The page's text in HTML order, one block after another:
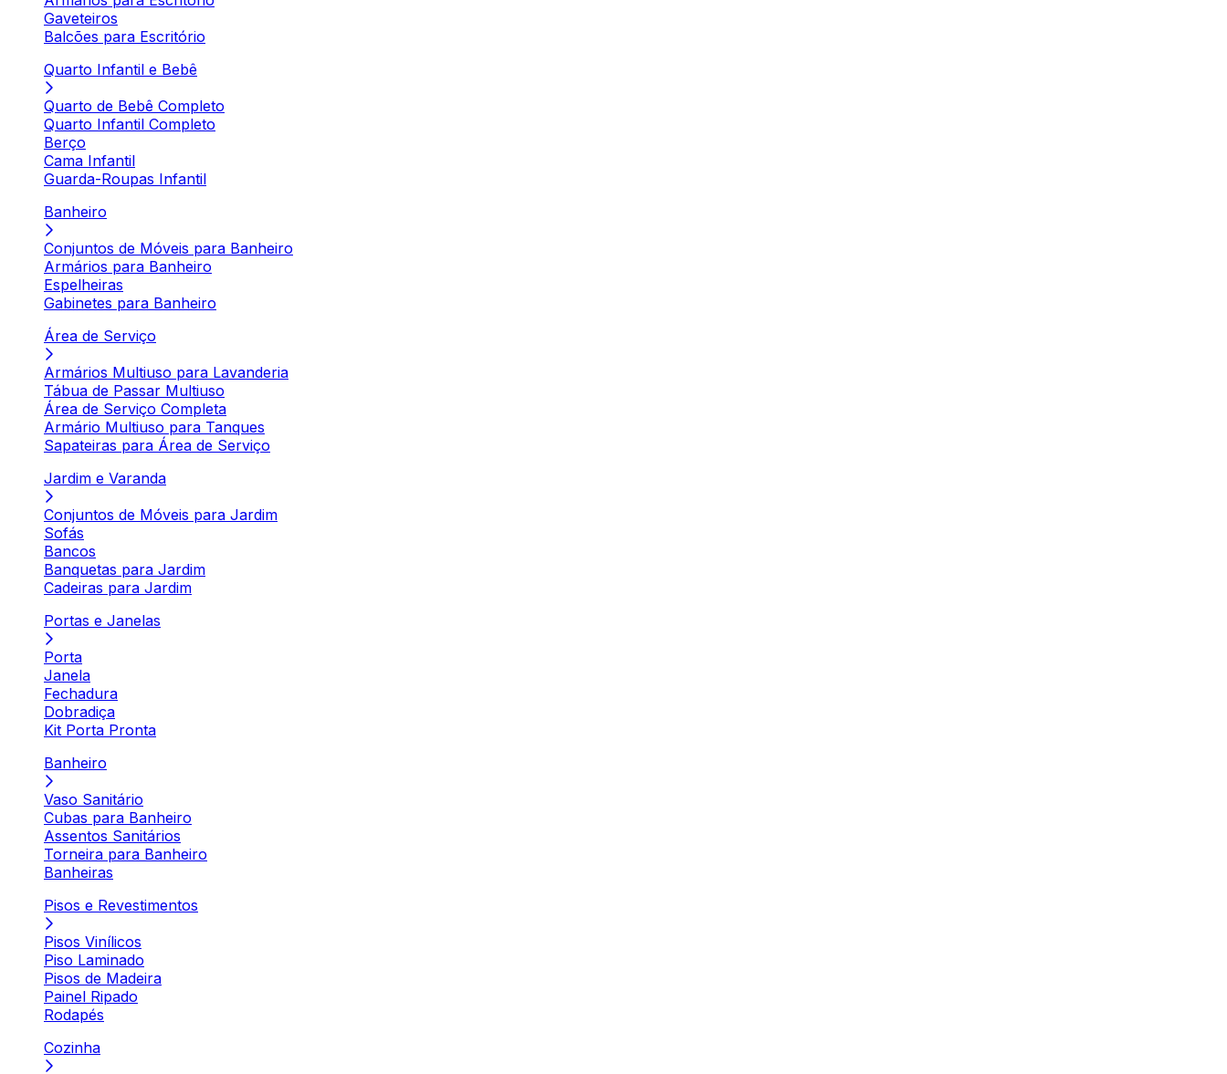
Gaveteiros
Balcões para Escritório
Quarto Infantil e Bebê
Quarto de Bebê Completo
Quarto Infantil Completo
Berço
Cama Infantil
Guarda-Roupas Infantil
Banheiro
Conjuntos de Móveis para Banheiro
Armários para Banheiro
Espelheiras
Gabinetes para Banheiro
Área de Serviço
Armários Multiuso para Lavanderia
Tábua de Passar Multiuso
Área de Serviço Completa
Armário Multiuso para Tanques
Sapateiras para Área de Serviço
Jardim e Varanda
Conjuntos de Móveis para Jardim
Sofás
Bancos
Banquetas para Jardim
Cadeiras para Jardim
Portas e Janelas
Porta
Janela
Fechadura
Dobradiça
Kit Porta Pronta
Banheiro
Vaso Sanitário
Cubas para Banheiro
Assentos Sanitários
Torneira para Banheiro
Banheiras
Pisos e Revestimentos
Pisos Vinílicos
Piso Laminado
Pisos de Madeira
Painel Ripado
Rodapés
Cozinha